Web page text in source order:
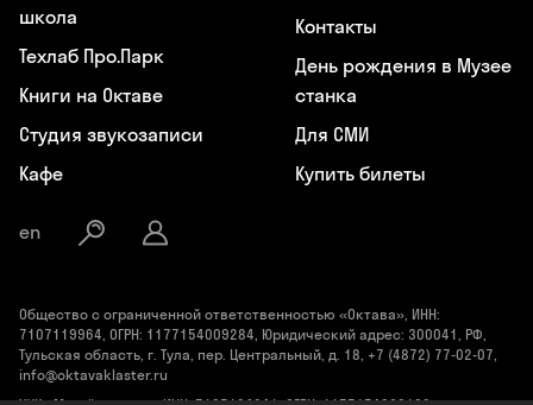
школа
Техлаб Про.Парк
Книги на Октаве
Студия звукозаписи
Кафе
Контакты
День рождения в Музее
станка
Для СМИ
Купить билеты
en
Общество с ограниченной ответственностью «Октава», ИНН:
7107119964, ОГРН: 1177154009284, Юридический адрес: 300041, РФ,
Тульская область, г. Тула, пер. Центральный, д. 18, +7 (4872) 77-02-07,
info@oktavaklaster.ru